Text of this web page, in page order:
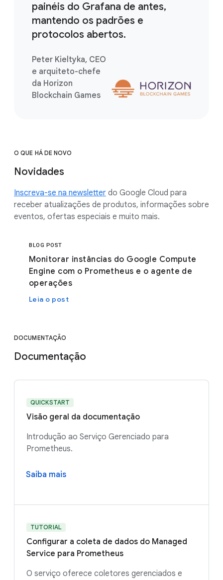
painéis do Grafana de antes,
mantendo os padrões e
protocolos abertos.
Peter Kieltyka, CEO
e arquiteto-chefe
da Horizon
Blockchain Games
O QUE HÁ DE NOVO
Novidades
Inscreva-se na newsletter do Google Cloud para
receber atualizações de produtos, informações sobre
eventos, ofertas especiais e muito mais.
BLOG POST
Monitorar instâncias do Google Compute
Engine com o Prometheus e o agente de
operações
Leia o post
DOCUMENTAÇÃO
Documentação
QUICKSTART
Visão geral da documentação
Introdução ao Serviço Gerenciado para
Prometheus.
Saiba mais
TUTORIAL
Configurar a coleta de dados do Managed
Service para Prometheus
O serviço oferece coletores gerenciados e